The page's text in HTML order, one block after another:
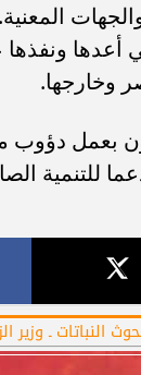
المعنية.
ونفذها
بعمل دؤوب
للتنمية
النباتات ـ وزير
ينهي أزمة